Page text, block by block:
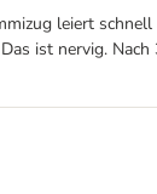
leiert
ist nervig.